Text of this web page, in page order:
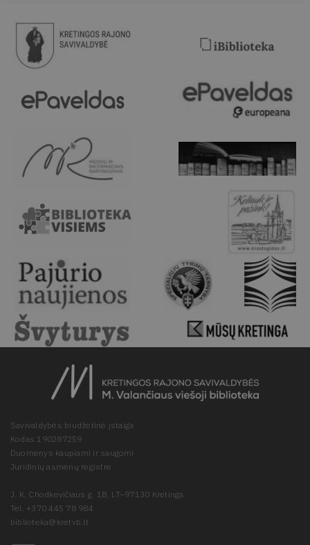
Savivaldybės biudžetinė įstaiga
Kodas 190287259
Duomenys kaupiami ir saugomi
Juridinių asmenų registre
J. K. Chodkevičiaus g. 1B, LT–97130 Kretinga
Tel. +370 445 78 984
biblioteka@kretvb.lt